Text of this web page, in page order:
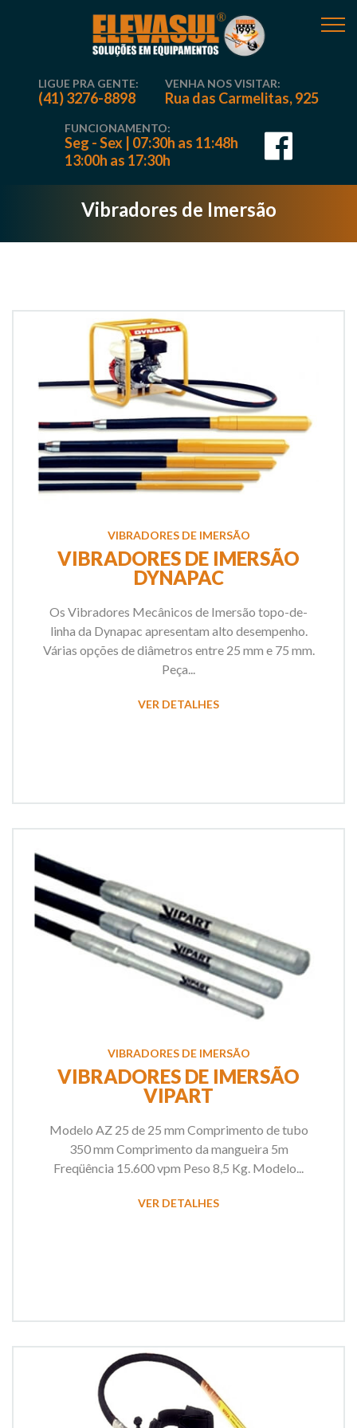
LIGUE PRA GENTE:
(41) 3276-8898
VENHA NOS VISITAR:
Rua das Carmelitas, 925
FUNCIONAMENTO:
Seg - Sex | 07:30h as 11:48h
13:00h as 17:30h
Vibradores de Imersão
VIBRADORES DE IMERSÃO
VIBRADORES DE IMERSÃO
DYNAPAC
Os Vibradores Mecânicos de Imersão topo-de-
linha da Dynapac apresentam alto desempenho.
Várias opções de diâmetros entre 25 mm e 75 mm.
Peça...
VER DETALHES
VIBRADORES DE IMERSÃO
VIBRADORES DE IMERSÃO
VIPART
Modelo AZ 25 de 25 mm Comprimento de tubo
350 mm Comprimento da mangueira 5m
Freqüência 15.600 vpm Peso 8,5 Kg. Modelo...
VER DETALHES